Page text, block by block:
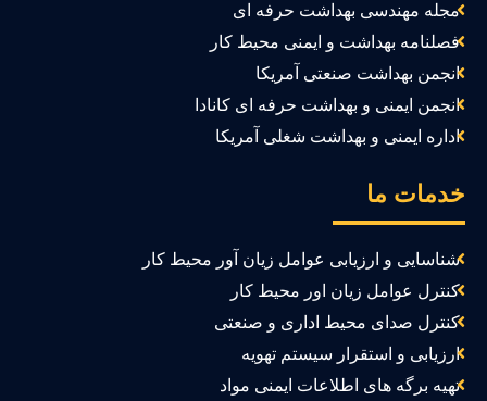
مجله مهندسی بهداشت حرفه ای
فصلنامه بهداشت و ایمنی محیط کار
انجمن بهداشت صنعتی آمریکا
انجمن ایمنی و بهداشت حرفه ای کانادا
اداره ایمنی و بهداشت شغلی آمریکا
ما
شناسایی و ارزیابی عوامل زیان آور محیط کار
کنترل عوامل زیان اور محیط کار
کنترل صدای محیط اداری و صنعتی
ارزیابی و استقرار سیستم تهویه
تهیه برگه های اطلاعات ایمنی مواد